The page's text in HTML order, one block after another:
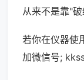
从来不是靠"破
若你在仪器使
加微信号;